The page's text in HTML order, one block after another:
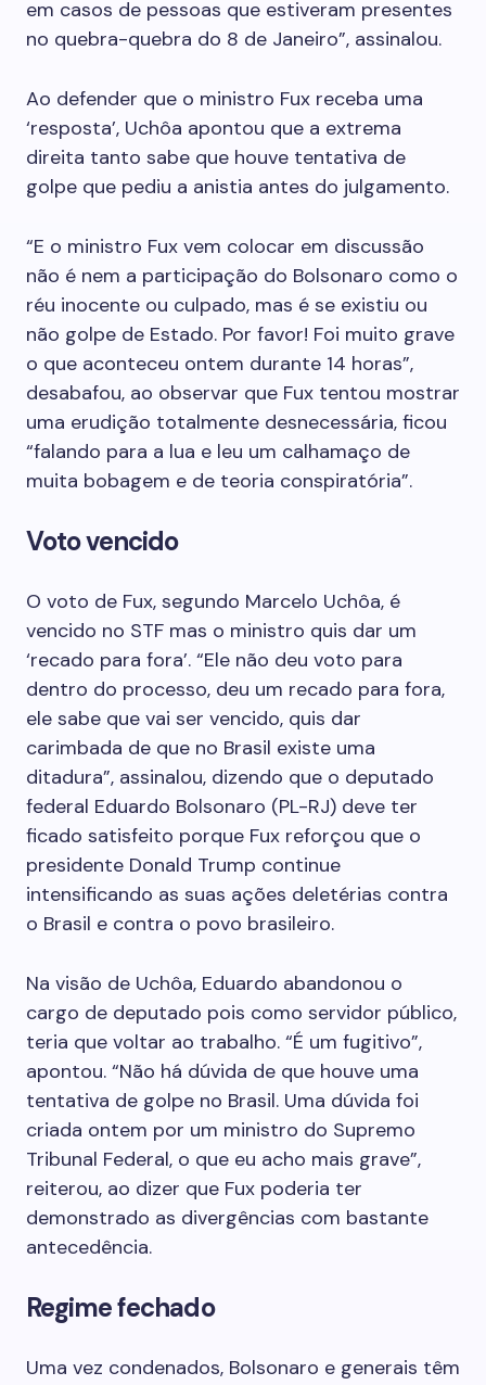
em casos de pessoas que estiveram presentes
no quebra-quebra do 8 de Janeiro”, assinalou.
Ao defender que o ministro Fux receba uma
‘resposta’, Uchôa apontou que a extrema
direita tanto sabe que houve tentativa de
golpe que pediu a anistia antes do julgamento.
“E o ministro Fux vem colocar em discussão
não é nem a participação do Bolsonaro como o
réu inocente ou culpado, mas é se existiu ou
não golpe de Estado. Por favor! Foi muito grave
o que aconteceu ontem durante 14 horas”,
desabafou, ao observar que Fux tentou mostrar
uma erudição totalmente desnecessária, ficou
“falando para a lua e leu um calhamaço de
muita bobagem e de teoria conspiratória”.
Voto vencido
O voto de Fux, segundo Marcelo Uchôa, é
vencido no STF mas o ministro quis dar um
‘recado para fora’. “Ele não deu voto para
dentro do processo, deu um recado para fora,
ele sabe que vai ser vencido, quis dar
carimbada de que no Brasil existe uma
ditadura”, assinalou, dizendo que o deputado
federal Eduardo Bolsonaro (PL-RJ) deve ter
ficado satisfeito porque Fux reforçou que o
presidente Donald Trump continue
intensificando as suas ações deletérias contra
o Brasil e contra o povo brasileiro.
Na visão de Uchôa, Eduardo abandonou o
cargo de deputado pois como servidor público,
teria que voltar ao trabalho. “É um fugitivo”,
apontou. “Não há dúvida de que houve uma
tentativa de golpe no Brasil. Uma dúvida foi
criada ontem por um ministro do Supremo
Tribunal Federal, o que eu acho mais grave”,
reiterou, ao dizer que Fux poderia ter
demonstrado as divergências com bastante
antecedência.
Regime fechado
Uma vez condenados, Bolsonaro e generais têm